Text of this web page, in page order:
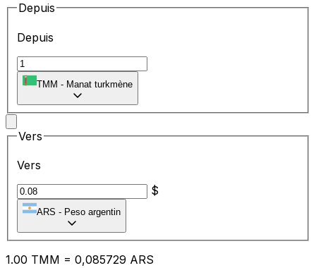
Depuis
Depuis
TMM - Manat turkmène
Vers
Vers
$
ARS - Peso argentin
1.00 TMM = 0,085729 ARS